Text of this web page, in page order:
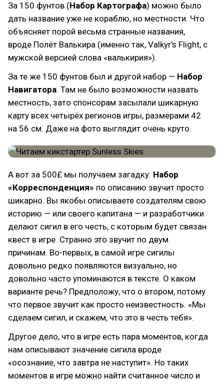
За 150 фунтов (Набор Картографа) можно было
дать название уже не кораблю, но местности. Что
объясняет порой весьма странные названия,
вроде Полёт Валькира (именно так, Valkyr's Flight, с
мужской версией слова «валькирия»).
За те же 150 фунтов был и другой набор — Набор
Навигатора. Там не было возможности назвать
местность, зато спонсорам засылали шикарную
карту всех четырёх регионов игры, размерами 42
на 56 см. Даже на фото выглядит очень круто.
А вот за 500£ мы получаем загадку. Набор
«Корреспонденция» по описанию звучит просто
шикарно. Вы якобы описываете создателям свою
историю — или своего капитана — и разработчики
делают сигил в его честь, с которым будет связан
квест в игре. Странно это звучит по двум
причинам. Во-первых, в самой игре сигилы
довольно редко появляются визуально, но
довольно часто упоминаются в тексте. О каком
варианте речь? Предположу, что о втором, потому
что первое звучит как просто неизвестность. «Мы
сделаем сигил, и скажем, что это в честь тебя».
Другое дело, что в игре есть пара моментов, когда
нам описывают значение сигила вроде
«осознание, что завтра не наступит». Но таких
моментов в игре можно найти считанное число и